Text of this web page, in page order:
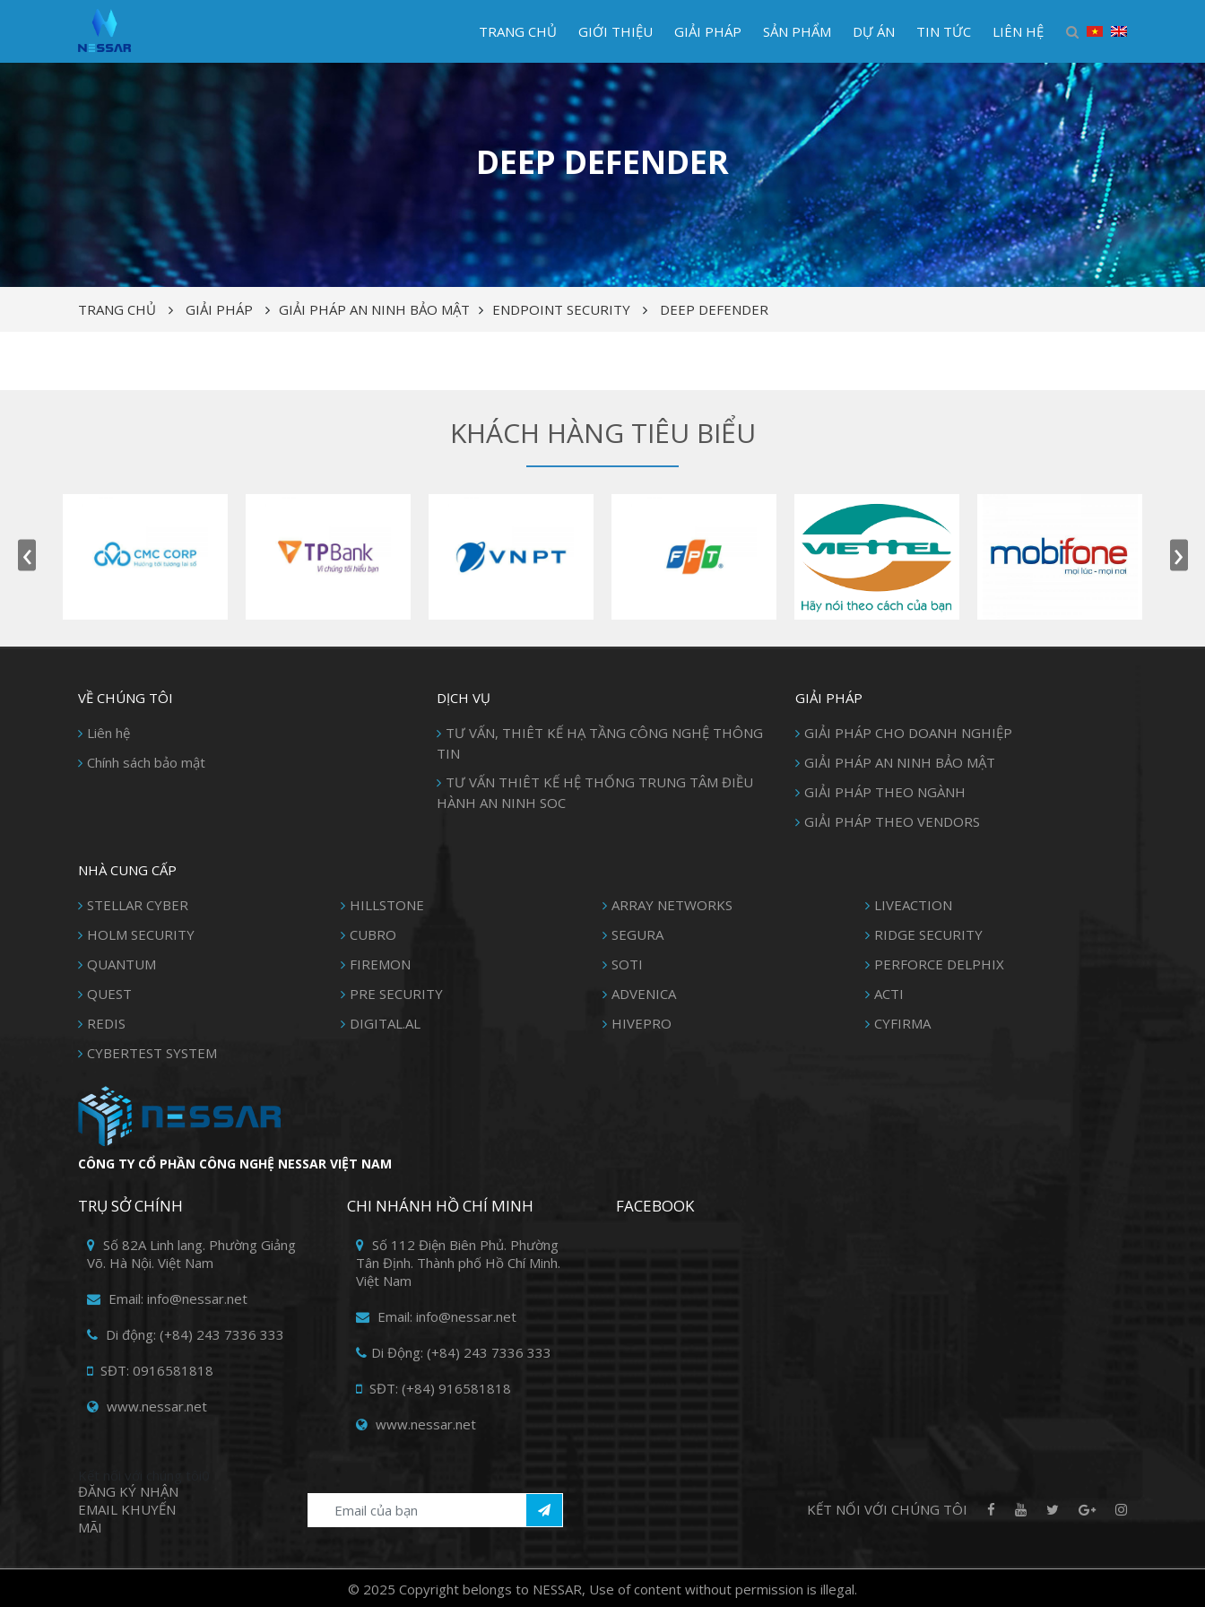
TRANG CHỦ GIỚI THIỆU GIẢI PHÁP SẢN PHẨM DỰ ÁN TIN TỨC LIÊN HỆ
DEEP DEFENDER
TRANG CHỦ GIẢI PHÁP GIẢI PHÁP AN NINH BẢO MẬT ENDPOINT SECURITY DEEP DEFENDER
KHÁCH HÀNG TIÊU BIỂU
‹ ›
VỀ CHÚNG TÔI
Liên hệ
Chính sách bảo mật
DỊCH VỤ
TƯ VẤN, THIÊT KẾ HẠ TẦNG CÔNG NGHỆ THÔNG
TIN
TƯ VẤN THIÊT KẾ HỆ THỐNG TRUNG TÂM ĐIỀU
HÀNH AN NINH SOC
GIẢI PHÁP
GIẢI PHÁP CHO DOANH NGHIỆP
GIẢI PHÁP AN NINH BẢO MẬT
GIẢI PHÁP THEO NGÀNH
GIẢI PHÁP THEO VENDORS
NHÀ CUNG CẤP
STELLAR CYBER
HILLSTONE ARRAY NETWORKS
LIVEACTION
HOLM SECURITY
CUBRO SEGURA
RIDGE SECURITY
QUANTUM
FIREMON SOTI
PERFORCE DELPHIX
QUEST
PRE SECURITY ADVENICA
ACTI
REDIS
DIGITAL.AL HIVEPRO
CYFIRMA
CYBERTEST SYSTEM
CÔNG TY CỔ PHẦN CÔNG NGHỆ NESSAR VIỆT NAM
TRỤ SỞ CHÍNH
Số 82A Linh lang. Phường Giảng
Võ. Hà Nội. Việt Nam
Email: info@nessar.net
Di động: (+84) 243 7336 333
SĐT: 0916581818
www.nessar.net
CHI NHÁNH HỒ CHÍ MINH
Số 112 Điện Biên Phủ. Phường
Tân Định. Thành phố Hồ Chí Minh.
Việt Nam
Email: info@nessar.net
Di Động: (+84) 243 7336 333
SĐT: (+84) 916581818
www.nessar.net
FACEBOOK
ĐĂNG KÝ NHẬN
EMAIL KHUYẾN
MÃI
KẾT NỐI VỚI CHÚNG TÔI
© 2025 Copyright belongs to NESSAR, Use of content without permission is illegal.